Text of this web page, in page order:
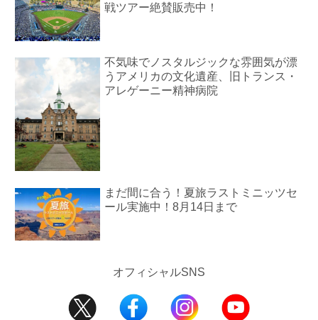
戦ツアー絶賛販売中！
不気味でノスタルジックな雰囲気が漂
うアメリカの文化遺産、旧トランス・
アレゲーニー精神病院
まだ間に合う！夏旅ラストミニッツセ
ール実施中！8月14日まで
オフィシャルSNS